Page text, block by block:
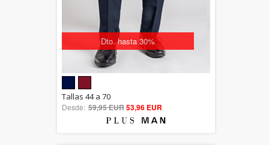
Dto. hasta 30%
out of 5
Tallas 44 a 70
Desde: 59,95 EUR53,96 EUR